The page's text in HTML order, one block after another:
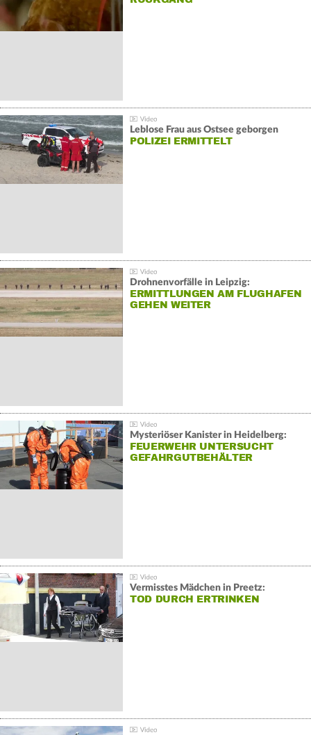
Leblose Frau aus Ostsee geborgen
POLIZEI ERMITTELT
Drohnenvorfälle in Leipzig:
ERMITTLUNGEN AM FLUGHAFEN
GEHEN WEITER
Mysteriöser Kanister in Heidelberg:
FEUERWEHR UNTERSUCHT
GEFAHRGUTBEHÄLTER
Vermisstes Mädchen in Preetz:
TOD DURCH ERTRINKEN